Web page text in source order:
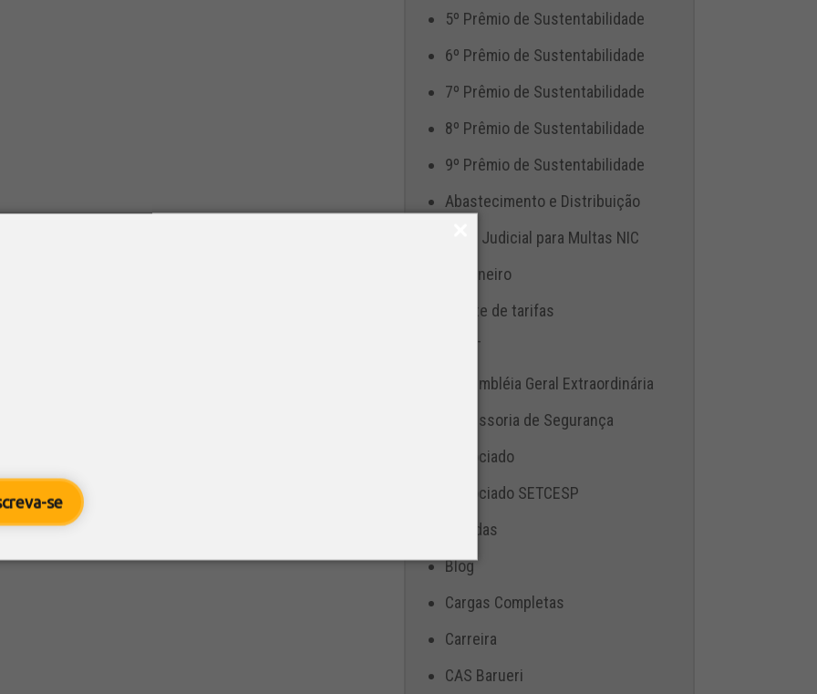
se
5º Prêmio de Sustentabilidade
6º Prêmio de Sustentabilidade
7º Prêmio de Sustentabilidade
8º Prêmio de Sustentabilidade
9º Prêmio de Sustentabilidade
Abastecimento e Distribuição
Ação Judicial para Multas NIC
Aduaneiro
Ajuste de tarifas
ANTT
Assembléia Geral Extraordinária
Assessoria de Segurança
Associado
Associado SETCESP
Bebidas
Blog
Cargas Completas
Carreira
CAS Barueri